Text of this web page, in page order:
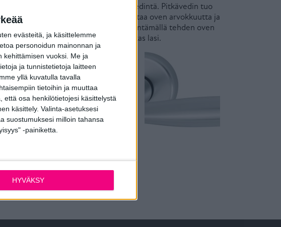
evästeitä, ja käsittelemme
personoidun mainonnan ja
vuoksi. Me ja
ja tunnistetietoja laitteen
yllä kuvatulla tavalla
tietoihin ja muuttaa
että osa henkilötietojesi käsittelystä
käsittely. Valinta-asetuksesi
suostumuksesi milloin tahansa
-painiketta.
HYVÄKSY
Vitória-painiketta tai pitkävedintä. Pitkävedin tuo
ja ulkonäköön. Pitkävedin korostaa oven arvokkuutta ja
Ovi aukeaa avaimella kääntämällä tehden oven
ja vaivatonta. Vakiolasina on kirkas lasi.